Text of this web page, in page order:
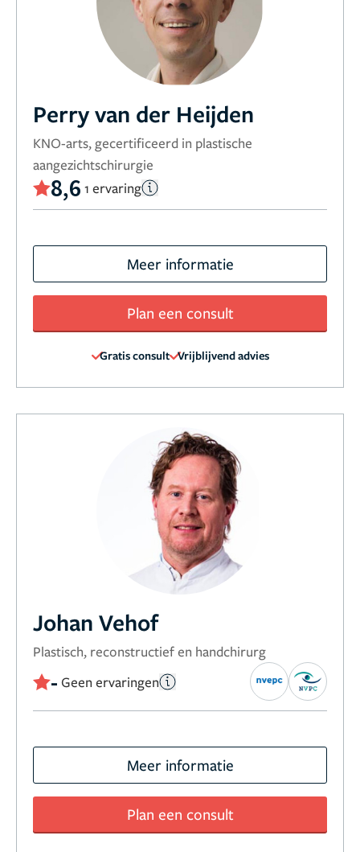
Perry van der Heijden
KNO-arts, gecertificeerd in plastische
aangezichtschirurgie
8,6 1 ervaring
Meer informatie
Plan een consult
Gratis consult Vrijblijvend advies
Johan Vehof
Plastisch, reconstructief en handchirurg
- Geen ervaringen
Meer informatie
Plan een consult